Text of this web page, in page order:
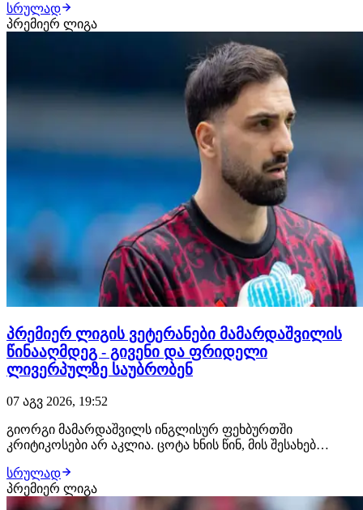
წუთზე რუსთაველები ლეგიონერმა ჟან სოუზა დე
ალმეიდამ დააწინაურა, მასპინძლებმა პირველი ტაიმი
ბოლომდე მიიყვანეს. იმერული კლუბი ვერც მეორე
სრულად
პრემიერ ლიგა
პრემიერ ლიგის ვეტერანები მამარდაშვილის
წინააღმდეგ - გივენი და ფრიდელი
ლივერპულზე საუბრობენ
07 აგვ 2026, 19:52
გიორგი მამარდაშვილს ინგლისურ ფეხბურთში
კრიტიკოსები არ აკლია. ცოტა ხნის წინ, მის შესახებ
ვეტერანი გოლკიპერი თანხმდება იმაზე, რომ ქართველი
კარის დარაჯი ლივერპულის ძირითადისთვის მზად არ
არის. "ჯერ კიდევ არ ვარ დარწმუნებული, რომ
სრულად
პრემიერ ლიგა